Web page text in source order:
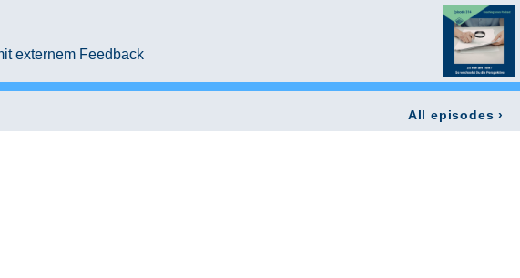
externem Feedback
All episodes ›